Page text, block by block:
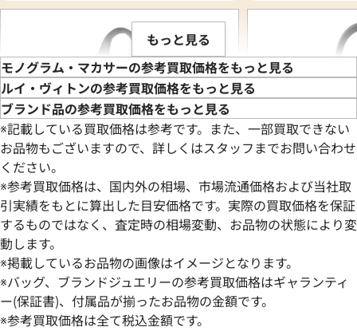
ルイ・ヴィトン モノグラムマカサー キタ
ン トートバッグ M40388
参考買取価格
ルイ・ヴィトン
トドキュマン ジュ
M40868
もっと見る
モノグラム・マカサーの参考買取価格をもっと見る
ルイ・ヴィトンの参考買取価格をもっと見る
ブランド品の参考買取価格をもっと見る
※記載している買取価格は参考です。また、一部買取できない
お品物もございますので、詳しくはスタッフまでお問い合わせ
ください。
※参考買取価格は、国内外の相場、市場流通価格および当社取
引実績をもとに算出した目安価格です。実際の買取価格を保証
するものではなく、査定時の相場変動、お品物の状態により変
動します。
※掲載しているお品物の画像はイメージとなります。
※バッグ、ブランドジュエリーの参考買取価格はギャランティ
ー(保証書)、付属品が揃ったお品物の金額です。
※参考買取価格は全て税込金額です。